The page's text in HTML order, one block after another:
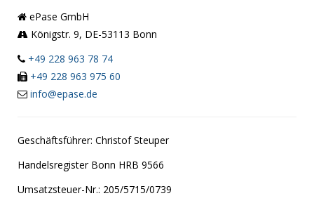
ePase GmbH
Königstr. 9, DE-53113 Bonn
+49 228 963 78 74
+49 228 963 975 60
info@epase.de
Geschäftsführer: Christof Steuper
Handelsregister Bonn HRB 9566
Umsatzsteuer-Nr.: 205/5715/0739